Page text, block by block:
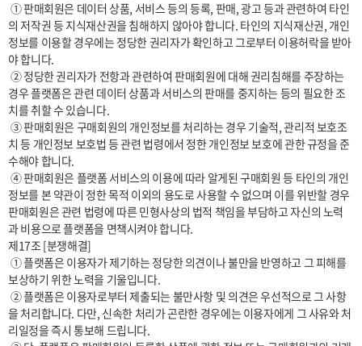
의 저작권 등 지식재산권을 침해하지 않아야 합니다. 타인의 지식재산권, 개인
정보를 이용할 경우에는 정당한 권리자가 확인하고 그로부터 이용허락을 받아
야 합니다.
경우 플랫폼은 관련 데이터 상품과 서비스의 판매를 중지하는 등의 필요한 조
치를 취할 수 있습니다.
치 등 개인정보 보호법 등 관련 법령에서 정한 개인정보 보호에 관한 규정을 준
수해야 합니다.
정보를 본 약관이 정한 목적 이외의 용도로 사용할 수 없으며 이를 위반할 경우
판매회원은 관련 법령에 따른 민형사상의 법적 책임을 부담하고 자신의 노력
과 비용으로 플랫폼을 면책시켜야 합니다.
제17조 [분쟁해결]
보상하기 위한 노력을 기울입니다.
을 처리합니다. 다만, 신속한 처리가 곤란한 경우에는 이용자에게 그 사유와 처
리일정을 즉시 통보해 드립니다.